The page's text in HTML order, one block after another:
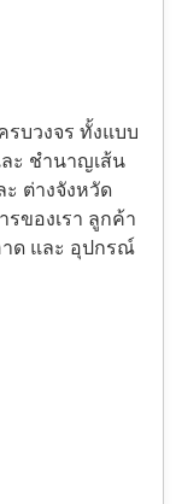
บวงจร ทั้งแบบ
ะ ชำนาญเส้น
ต่างจังหวัด
ของเรา ลูกค้า
าด และ อุปกรณ์